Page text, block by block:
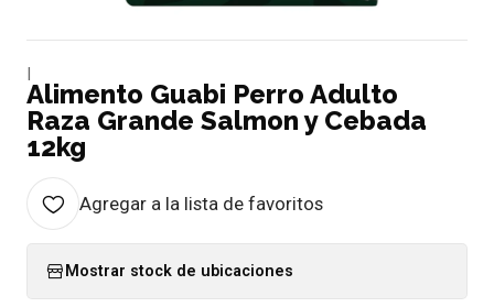
Alimento Guabi Perro Adulto
Raza Grande Salmon y Cebada
12kg
Agregar a la lista de favoritos
Mostrar stock de ubicaciones